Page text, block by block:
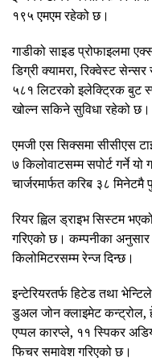
१९५ एमएम रहेको छ।
गाडीको साइड प्रोफाइलमा
डिग्री क्यामरा, रिक्वेस्ट
५८१ लिटरको इलेक्ट्रिक बुट
खोल्न सकिने सुविधा रहेको छ।
एमजी एस सिक्समा सीसीएस
७ किलोवाटसम्म सपोर्ट गर्ने
चार्जरमार्फत करिब ३८
रियर ह्विल ड्राइभ सिस्टम
गरिएको छ। कम्पनीका
किलोमिटरसम्म रेन्ज दिन्छ।
इन्टेरियरतर्फ हिटेड तथा
डुअल जोन क्लाइमेट कन्ट्रोल,
एप्पल कारप्ले, ११ स्पिकर
फिचर समावेश गरिएको छ।